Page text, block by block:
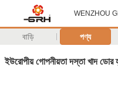
WENZHOU
বাড়ি পণ্য
ইউরোপীয় গোপনীয়তা দস্তা খাদ ডোর